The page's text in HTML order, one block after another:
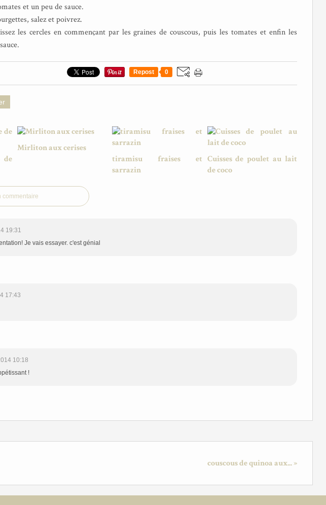
et un peu de sauce.
salez et poivrez.
les cercles en commençant par les graines de couscous, puis les tomates et enfin les
Repost 0
de
Mirliton aux cerises
tiramisu fraises et
sarrazin
Cuisses de poulet au lait
de coco
commentaire
19:31
Je vais essayer. c'est génial
17:43
10:18
!
couscous de quinoa aux... »